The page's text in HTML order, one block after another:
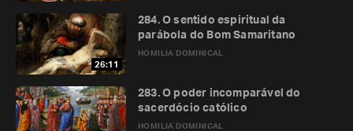
26:11
HOMILIA DOMINICAL
284. O sentido espiritual da
parábola do Bom Samaritano
HOMILIA DOMINICAL
283. O poder incomparável do
sacerdócio católico